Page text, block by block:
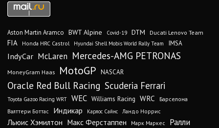
Aston Martin Aramco BWT Alpine Covid-19 DTM Ducati Lenovo Team
FIA Honda HRC Castrol Hyundai Shell Mobis World Rally Team IMSA
IndyCar McLaren Mercedes-AMG PETRONAS
MoneyGram Haas MotoGP NASCAR
Oracle Red Bull Racing Scuderia Ferrari
Toyota Gazoo Racing WRT WEC Williams Racing WRC
Барселона
Валттери Боттас
Индикар Карлос Сайнс Ландо Норрис
Льюис Хэмилтон Макс Ферстаппен Марк Маркес Ралли